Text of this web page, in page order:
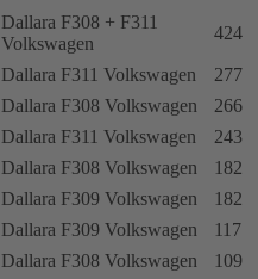
Dallara F308 + F311
Volkswagen
424
Dallara F311 Volkswagen
277
Dallara F308 Volkswagen
266
Dallara F311 Volkswagen
243
Dallara F308 Volkswagen
182
Dallara F309 Volkswagen
182
Dallara F309 Volkswagen
117
Dallara F308 Volkswagen 109